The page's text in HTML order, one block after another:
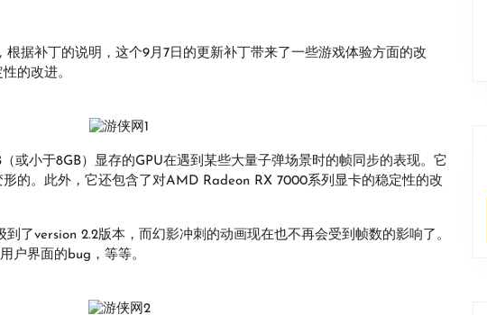
根据补丁的说明，这个9月7日的更新补丁带来了一些游戏体验方面的改
的改进。
或小于8GB）显存的GPU在遇到某些大量子弹场景时的帧同步的表现。它
的。此外，它还包含了对AMD Radeon RX 7000系列显卡的稳定性的改
了version 2.2版本，而幻影冲刺的动画现在也不再会受到帧数的影响了。
户界面的bug，等等。